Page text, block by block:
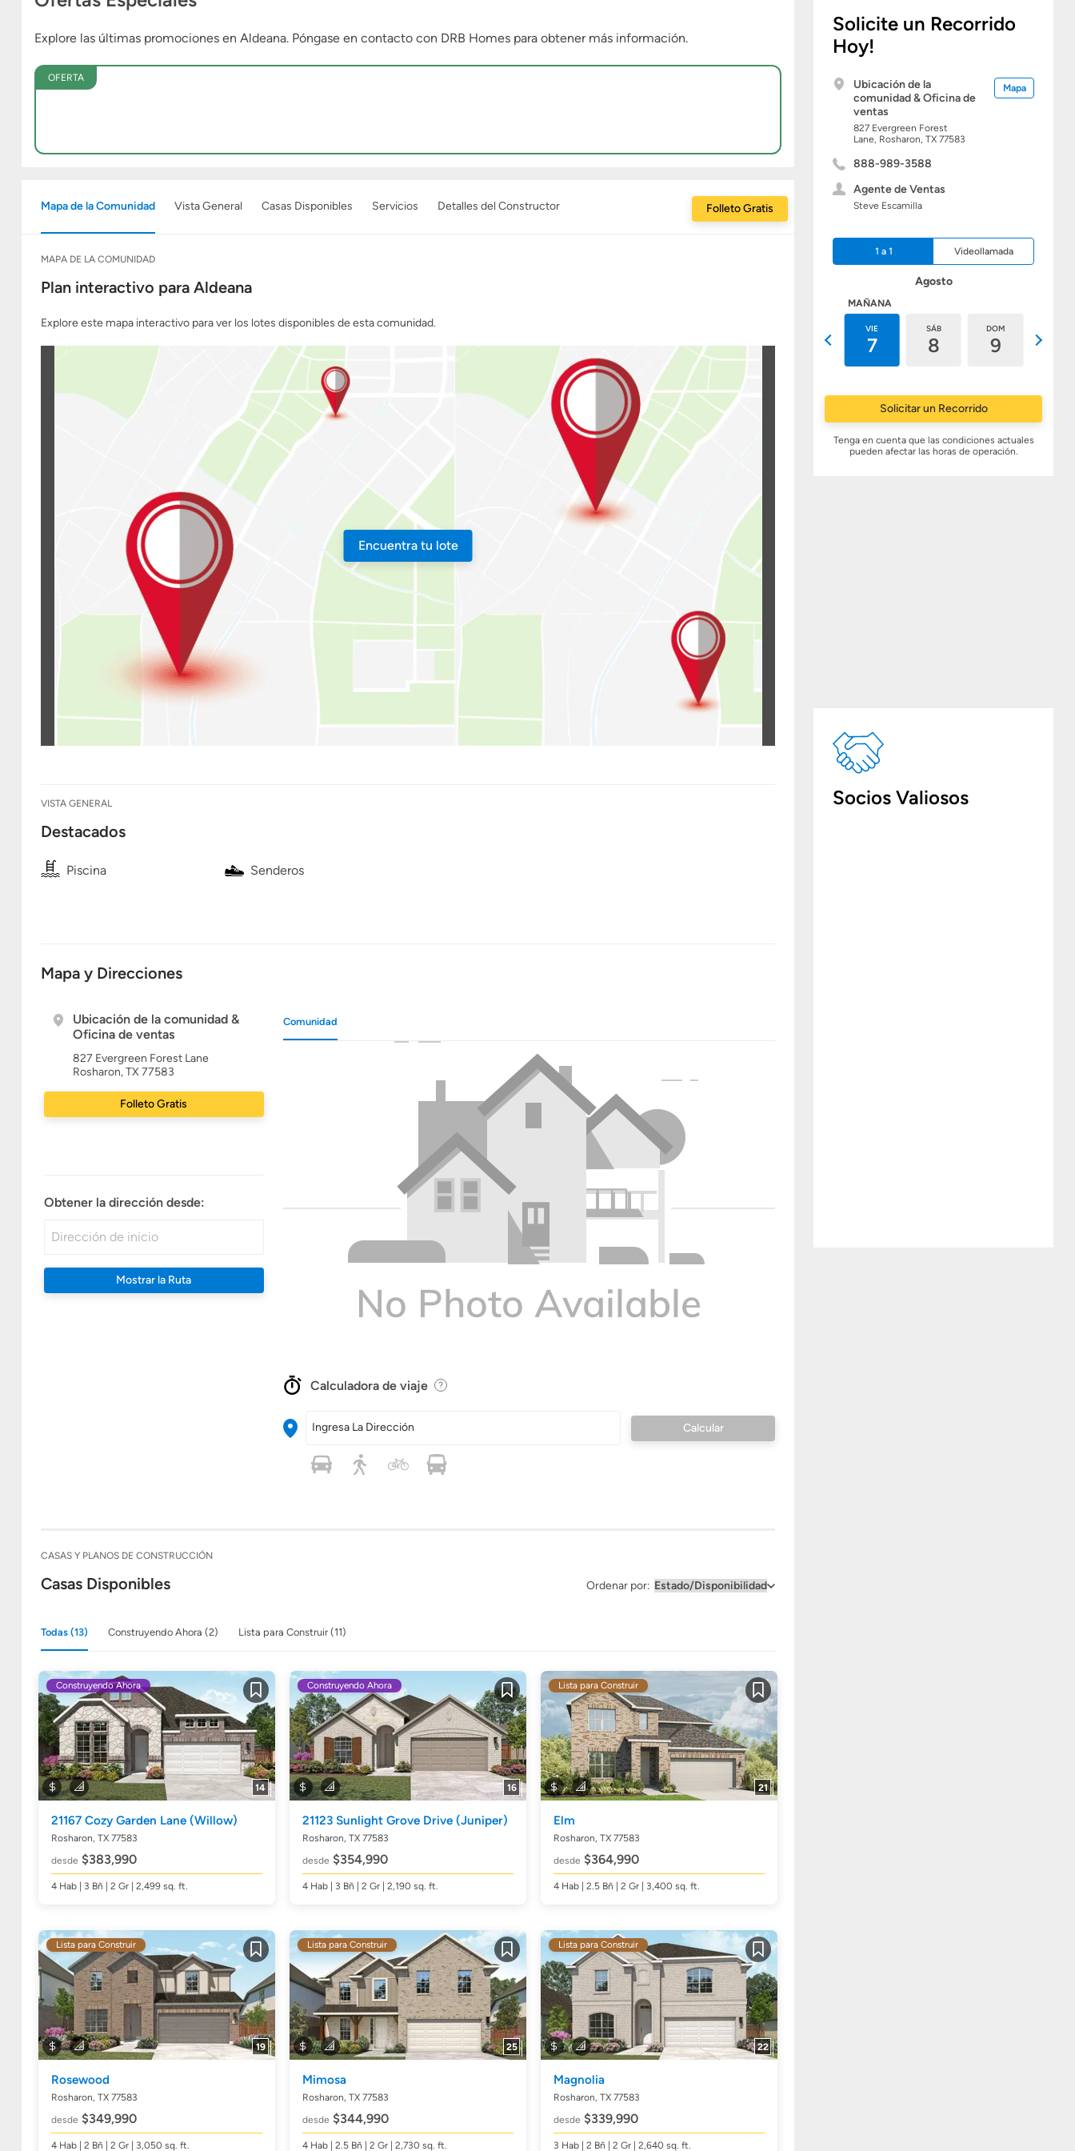
Solicite un Recorrido
Hoy!
Ubicación de la
comunidad & Oficina de
ventas
827 Evergreen Forest
Lane, Rosharon, TX 77583
Mapa
888-989-3588
Agente de Ventas
Steve Escamilla
1 a 1 Videollamada
Agosto
MAÑANA
VIE
7
SÁB
8
DOM
9
Solicitar un Recorrido
Tenga en cuenta que las condiciones actuales
pueden afectar las horas de operación.
Socios Valiosos
Explore las últimas promociones en Aldeana. Póngase en contacto con DRB Homes para obtener más información.
OFERTA
Mapa de la Comunidad Vista General Casas Disponibles Servicios Detalles del Constructor Folleto Gratis
MAPA DE LA COMUNIDAD
Plan interactivo para Aldeana
Explore este mapa interactivo para ver los lotes disponibles de esta comunidad.
Encuentra tu lote
VISTA GENERAL
Destacados
Piscina Senderos
Mapa y Direcciones
Ubicación de la comunidad &
Oficina de ventas
827 Evergreen Forest Lane
Rosharon, TX 77583
Folleto Gratis
Obtener la dirección desde:
Mostrar la Ruta
Comunidad
Calculadora de viaje
Ingresa La Dirección
CASAS Y PLANOS DE CONSTRUCCIÓN
Casas Disponibles Ordenar por:
Todas (13) Construyendo Ahora (2) Lista para Construir (11)
Guardar
14
Construyendo Ahora
21167 Cozy Garden Lane (Willow)
Rosharon, TX 77583
desde $383,990
4 Hab | 3 Bñ | 2 Gr | 2,499 sq. ft.
Guardar
16
Construyendo Ahora
21123 Sunlight Grove Drive (Juniper)
Rosharon, TX 77583
desde $354,990
4 Hab| 3 Bñ | 2 Gr | 2,190 sq. ft.
Guardar
21
Lista para Construir
Elm
Rosharon, TX 77583
desde $364,990
4 Hab| 2.5 Bñ | 2 Gr | 3,400 sq. ft.
Guardar
19
Lista para Construir
Rosewood
Rosharon, TX 77583
desde $349,990
4 Hab | 2 Bñ | 2 Gr | 3,050 sq. ft.
Guardar
25
Lista para Construir
Mimosa
Rosharon, TX 77583
desde $344,990
4 Hab| 2.5 Bñ | 2 Gr | 2,730 sq. ft.
Guardar
22
Lista para Construir
Magnolia
Rosharon, TX 77583
desde $339,990
3 Hab| 2 Bñ | 2 Gr | 2,640 sq. ft.